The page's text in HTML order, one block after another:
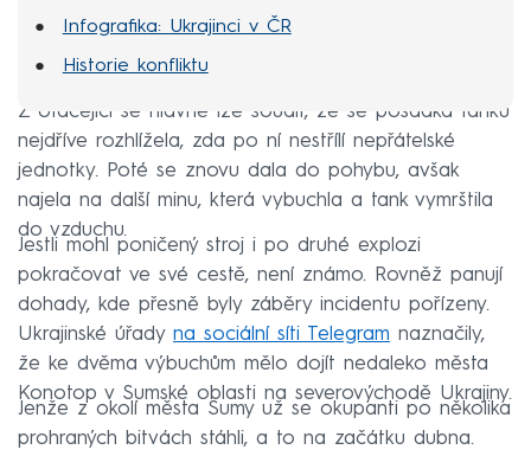
Infografika: Ukrajinci v ČR
Historie konfliktu
Z otáčející se hlavně lze soudit, že se posádka tanku
nejdříve rozhlížela, zda po ní nestřílí nepřátelské
jednotky. Poté se znovu dala do pohybu, avšak
najela na další minu, která vybuchla a tank vymrštila
do vzduchu.
Jestli mohl poničený stroj i po druhé explozi
pokračovat ve své cestě, není známo. Rovněž panují
dohady, kde přesně byly záběry incidentu pořízeny.
Ukrajinské úřady na sociální síti Telegram naznačily,
že ke dvěma výbuchům mělo dojít nedaleko města
Konotop v Sumské oblasti na severovýchodě Ukrajiny.
Jenže z okolí města Sumy už se okupanti po několika
prohraných bitvách stáhli, a to na začátku dubna.